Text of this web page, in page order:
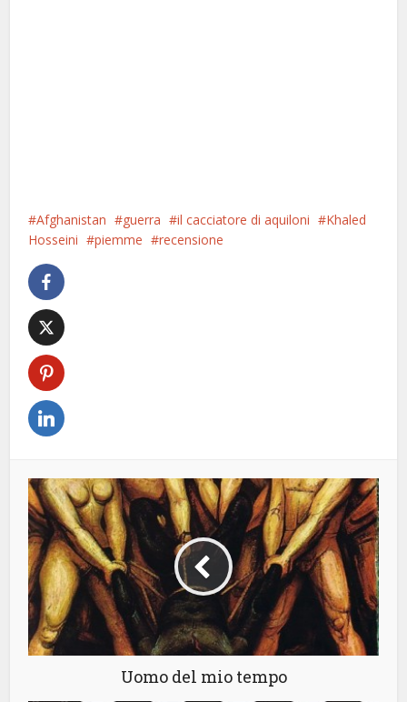
Afghanistan guerra il cacciatore di aquiloni
Khaled
Hosseini
piemme recensione
Uomo del mio tempo